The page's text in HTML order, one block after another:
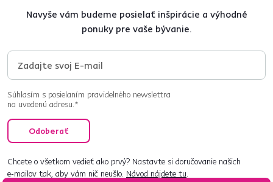
Navyše vám budeme posielať inšpirácie a výhodné
ponuky pre vaše bývanie.
Súhlasím s posielaním pravidelného newslettra
na uvedenú adresu.*
Odoberať
Chcete o všetkom vedieť ako prvý? Nastavte si doručovanie našich
e‑mailov tak, aby vám nič neušlo. Návod nájdete tu.